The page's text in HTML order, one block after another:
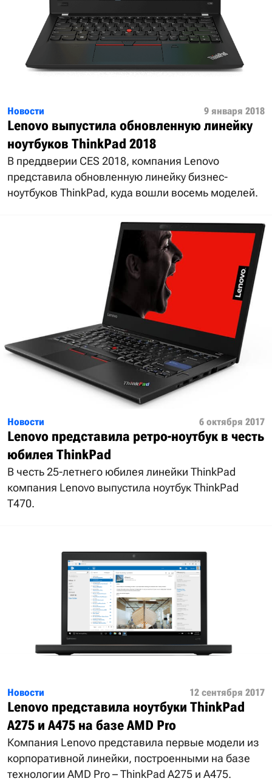
Новости 9 января 2018
Lenovo выпустила обновленную линейку
ноутбуков ThinkPad 2018
В преддверии CES 2018, компания Lenovo
представила обновленную линейку бизнес-
ноутбуков ThinkPad, куда вошли восемь моделей.
Новости 6 октября 2017
Lenovo представила ретро-ноутбук в честь
юбилея ThinkPad
В честь 25-летнего юбилея линейки ThinkPad
компания Lenovo выпустила ноутбук ThinkPad
T470.
Новости 12 сентября 2017
Lenovo представила ноутбуки ThinkPad
A275 и A475 на базе AMD Pro
Компания Lenovo представила первые модели из
корпоративной линейки, построенными на базе
технологии AMD Pro – ThinkPad A275 и A475.